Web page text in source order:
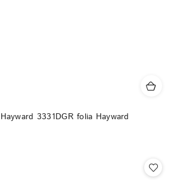
3331DGR folia Hayward